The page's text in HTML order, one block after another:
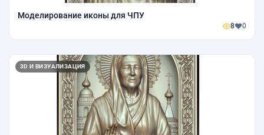
Моделирование иконы для ЧПУ
8 0
3D И ВИЗУАЛИЗАЦИЯ